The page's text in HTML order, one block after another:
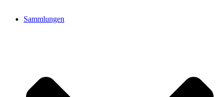
Sammlungen